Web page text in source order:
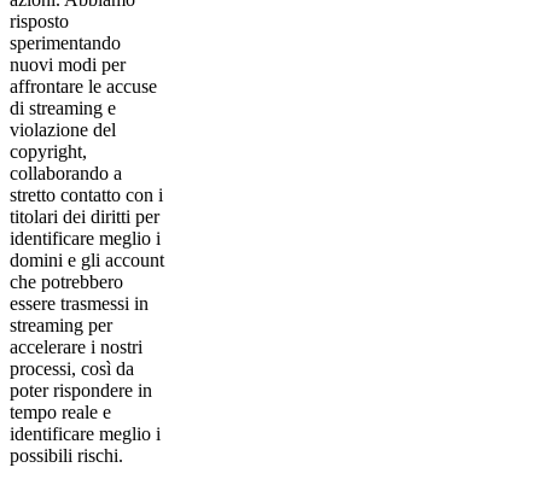
risposto
sperimentando
nuovi modi per
affrontare le accuse
di streaming e
violazione del
copyright,
collaborando a
stretto contatto con i
titolari dei diritti per
identificare meglio i
domini e gli account
che potrebbero
essere trasmessi in
streaming per
accelerare i nostri
processi, così da
poter rispondere in
tempo reale e
identificare meglio i
possibili rischi.